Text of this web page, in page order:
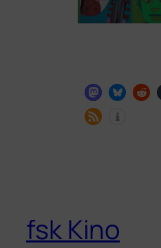
fsk Kino